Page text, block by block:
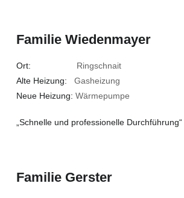
Familie Wiedenmayer
Ort: Ringschnait
Alte Heizung: Gasheizung
Neue Heizung: Wärmepumpe
„Schnelle und professionelle Durchführung“
Familie Gerster